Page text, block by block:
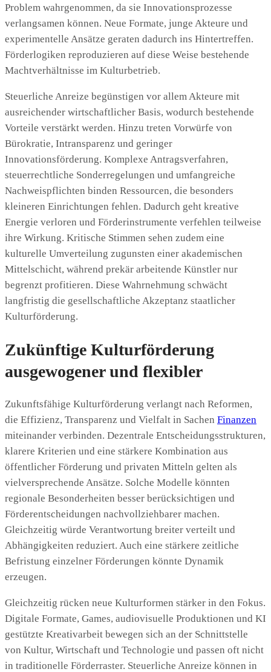
Problem wahrgenommen, da sie Innovationsprozesse
verlangsamen können. Neue Formate, junge Akteure und
experimentelle Ansätze geraten dadurch ins Hintertreffen.
Förderlogiken reproduzieren auf diese Weise bestehende
Machtverhältnisse im Kulturbetrieb.
Steuerliche Anreize begünstigen vor allem Akteure mit
ausreichender wirtschaftlicher Basis, wodurch bestehende
Vorteile verstärkt werden. Hinzu treten Vorwürfe von
Bürokratie, Intransparenz und geringer
Innovationsförderung. Komplexe Antragsverfahren,
steuerrechtliche Sonderregelungen und umfangreiche
Nachweispflichten binden Ressourcen, die besonders
kleineren Einrichtungen fehlen. Dadurch geht kreative
Energie verloren und Förderinstrumente verfehlen teilweise
ihre Wirkung. Kritische Stimmen sehen zudem eine
kulturelle Umverteilung zugunsten einer akademischen
Mittelschicht, während prekär arbeitende Künstler nur
begrenzt profitieren. Diese Wahrnehmung schwächt
langfristig die gesellschaftliche Akzeptanz staatlicher
Kulturförderung.
Zukünftige Kulturförderung
ausgewogener und flexibler
Zukunftsfähige Kulturförderung verlangt nach Reformen,
die Effizienz, Transparenz und Vielfalt in Sachen Finanzen
miteinander verbinden. Dezentrale Entscheidungsstrukturen,
klarere Kriterien und eine stärkere Kombination aus
öffentlicher Förderung und privaten Mitteln gelten als
vielversprechende Ansätze. Solche Modelle könnten
regionale Besonderheiten besser berücksichtigen und
Förderentscheidungen nachvollziehbarer machen.
Gleichzeitig würde Verantwortung breiter verteilt und
Abhängigkeiten reduziert. Auch eine stärkere zeitliche
Befristung einzelner Förderungen könnte Dynamik
erzeugen.
Gleichzeitig rücken neue Kulturformen stärker in den Fokus.
Digitale Formate, Games, audiovisuelle Produktionen und KI
gestützte Kreativarbeit bewegen sich an der Schnittstelle
von Kultur, Wirtschaft und Technologie und passen oft nicht
in traditionelle Förderraster. Steuerliche Anreize können in